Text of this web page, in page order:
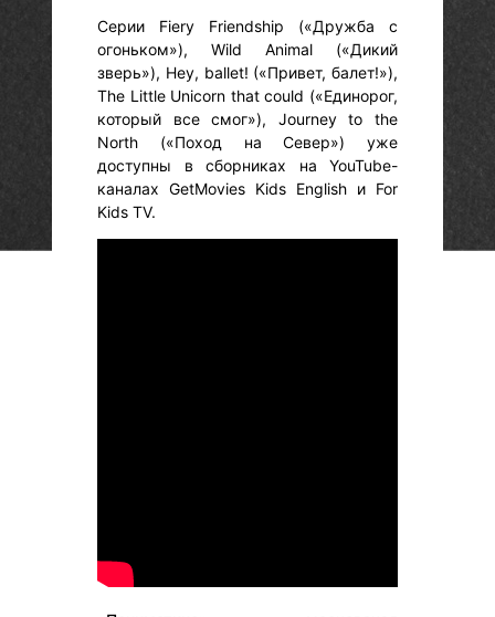
Серии Fiery Friendship («Дружба с
огоньком»), Wild Animal («Дикий
зверь»), Hey, ballet! («Привет, балет!»),
The Little Unicorn that could («Единорог,
который все смог»), Journey to the
North («Поход на Север») уже
доступны в сборниках на YouTube-
каналах GetMovies Kids English и For
Kids TV.